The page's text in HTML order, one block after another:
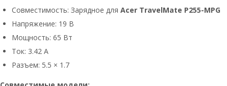
Совместимость: Зарядное для Acer TravelMate P255-MPG
Напряжение: 19 В
Мощность: 65 Вт
Ток: 3.42 А
Разъем: 5.5 × 1.7